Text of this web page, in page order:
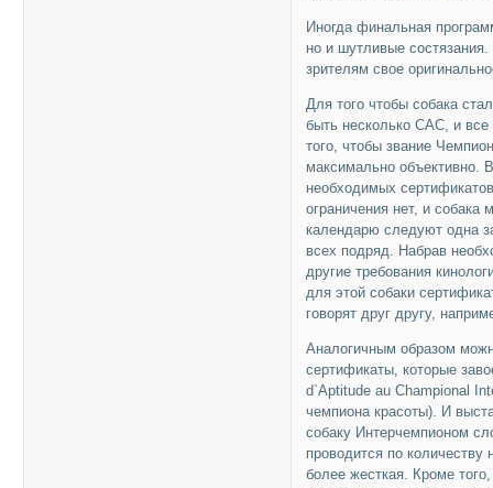
Иногда финальная
но и шутливые
зрителям свое
Для того чтобы собака
быть несколько САС, и
того, чтобы звание
максимально объективно.
необходимых
ограничения нет, и
календарю следуют одна
всех подряд. Набрав
другие требования
для этой собаки
говорят друг другу,
Аналогичным образом
сертификаты, которые
d`Aptitude au Champional
чемпиона красоты). И
собаку Интерчемпионом
проводится по количеству
более жесткая. Кроме